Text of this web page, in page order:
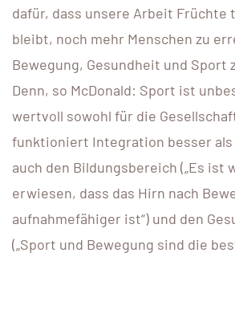
dafür, dass unsere Arbeit Früchte
bleibt, noch mehr Menschen zu
Bewegung, Gesundheit und Sport
Denn, so McDonald: Sport ist
wertvoll sowohl für die
funktioniert Integration besser als
auch den Bildungsbereich („Es ist
erwiesen, dass das Hirn nach
aufnahmefähiger ist“) und den
(„Sport und Bewegung sind die